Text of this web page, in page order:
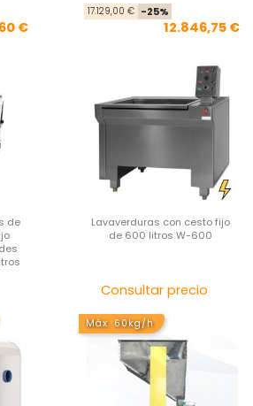
Precio base
€
17.129,00 € -25%
12.846,75 €
de
Lavaverduras con cesto fijo
de 600 litros W-600
Consultar precio
Máx. 60kg/h